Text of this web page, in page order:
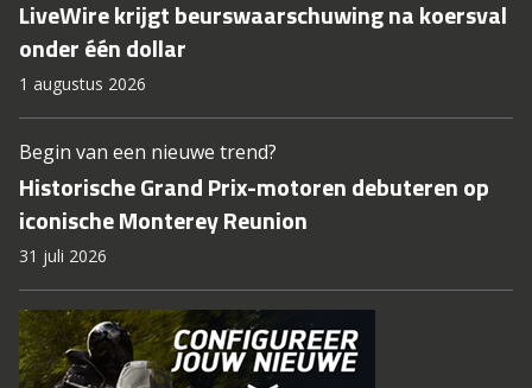
LiveWire krijgt beurswaarschuwing na koersval
onder één dollar
1 augustus 2026
Begin van een nieuwe trend?
Historische Grand Prix-motoren debuteren op
iconische Monterey Reunion
31 juli 2026